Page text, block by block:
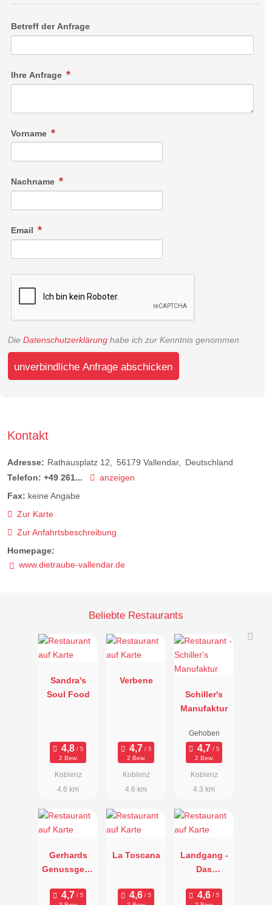
Betreff der Anfrage
Ihre Anfrage
Vorname
Nachname
Email
Die Datenschutzerklärung habe ich zur Kenntnis genommen.
unverbindliche Anfrage abschicken
Kontakt
Adresse: Rathausplatz 12 56179 Vallendar
Deutschland
Telefon: +49 261...
anzeigen
Fax: keine Angabe
Zur Karte
Zur Anfahrtsbeschreibung
Homepage:
www.dietraube-vallendar.de
Beliebte Restaurants
Sandra's
Soul Food
2 Bew.
Koblenz
4.6 km
Verbene
2 Bew.
Koblenz
4.6 km
Schiller's
Manufaktur
Gehoben
2 Bew.
Koblenz
4.3 km
Gerhards
Genussgese
La Toscana
Landgang -
Das
im Fährhaus